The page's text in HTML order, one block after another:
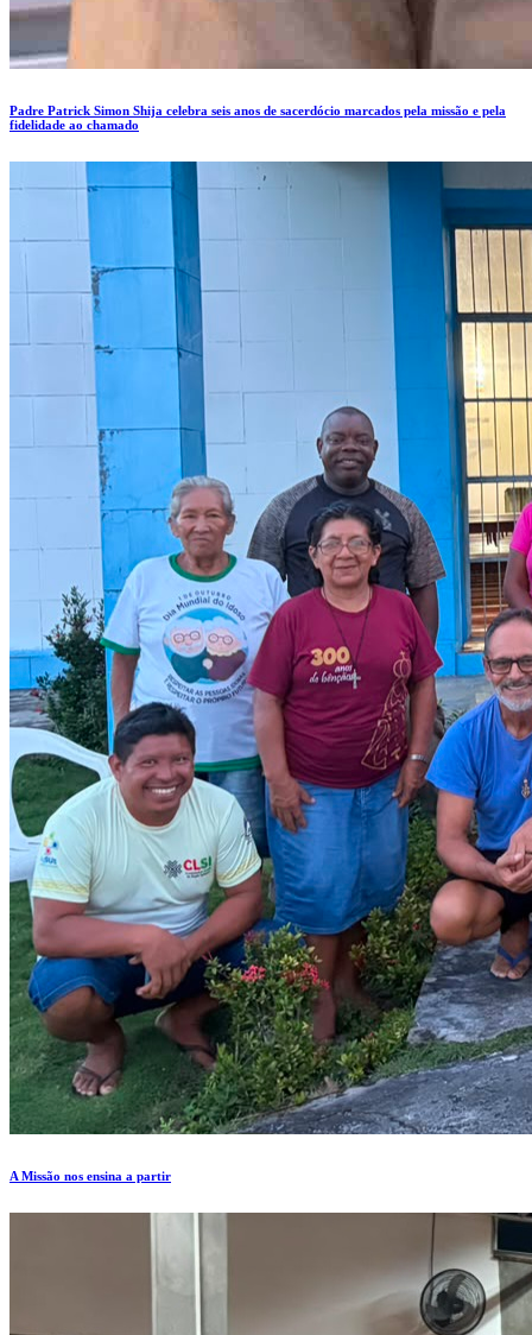
Padre Patrick Simon Shija celebra seis anos de sacerdócio marcados pela missão e pela
fidelidade ao chamado
A Missão nos ensina a partir